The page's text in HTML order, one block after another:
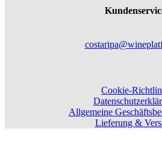
Cookie-
Allgemeine
Lieferung &